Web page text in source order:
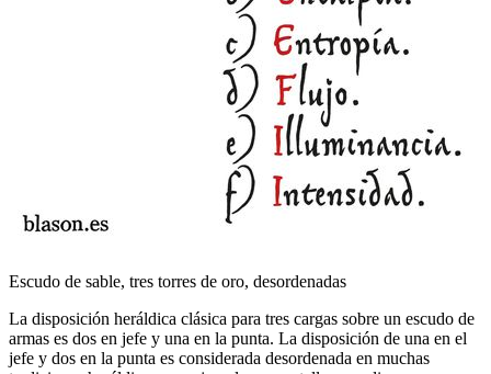
Escudo de sable, tres torres de oro, desordenadas
La disposición heráldica clásica para tres cargas sobre un escudo de
armas es dos en jefe y una en la punta. La disposición de una en el
jefe y dos en la punta es considerada desordenada en muchas